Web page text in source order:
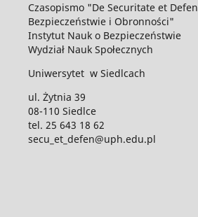
Czasopismo "De Securitate et
Bezpieczeństwie i Obronności"
Instytut Nauk o Bezpieczeństwie
Wydział Nauk Społecznych
Uniwersytet w Siedlcach
ul. Żytnia 39
08-110 Siedlce
tel. 25 643 18 62
secu_et_defen@uph.edu.pl